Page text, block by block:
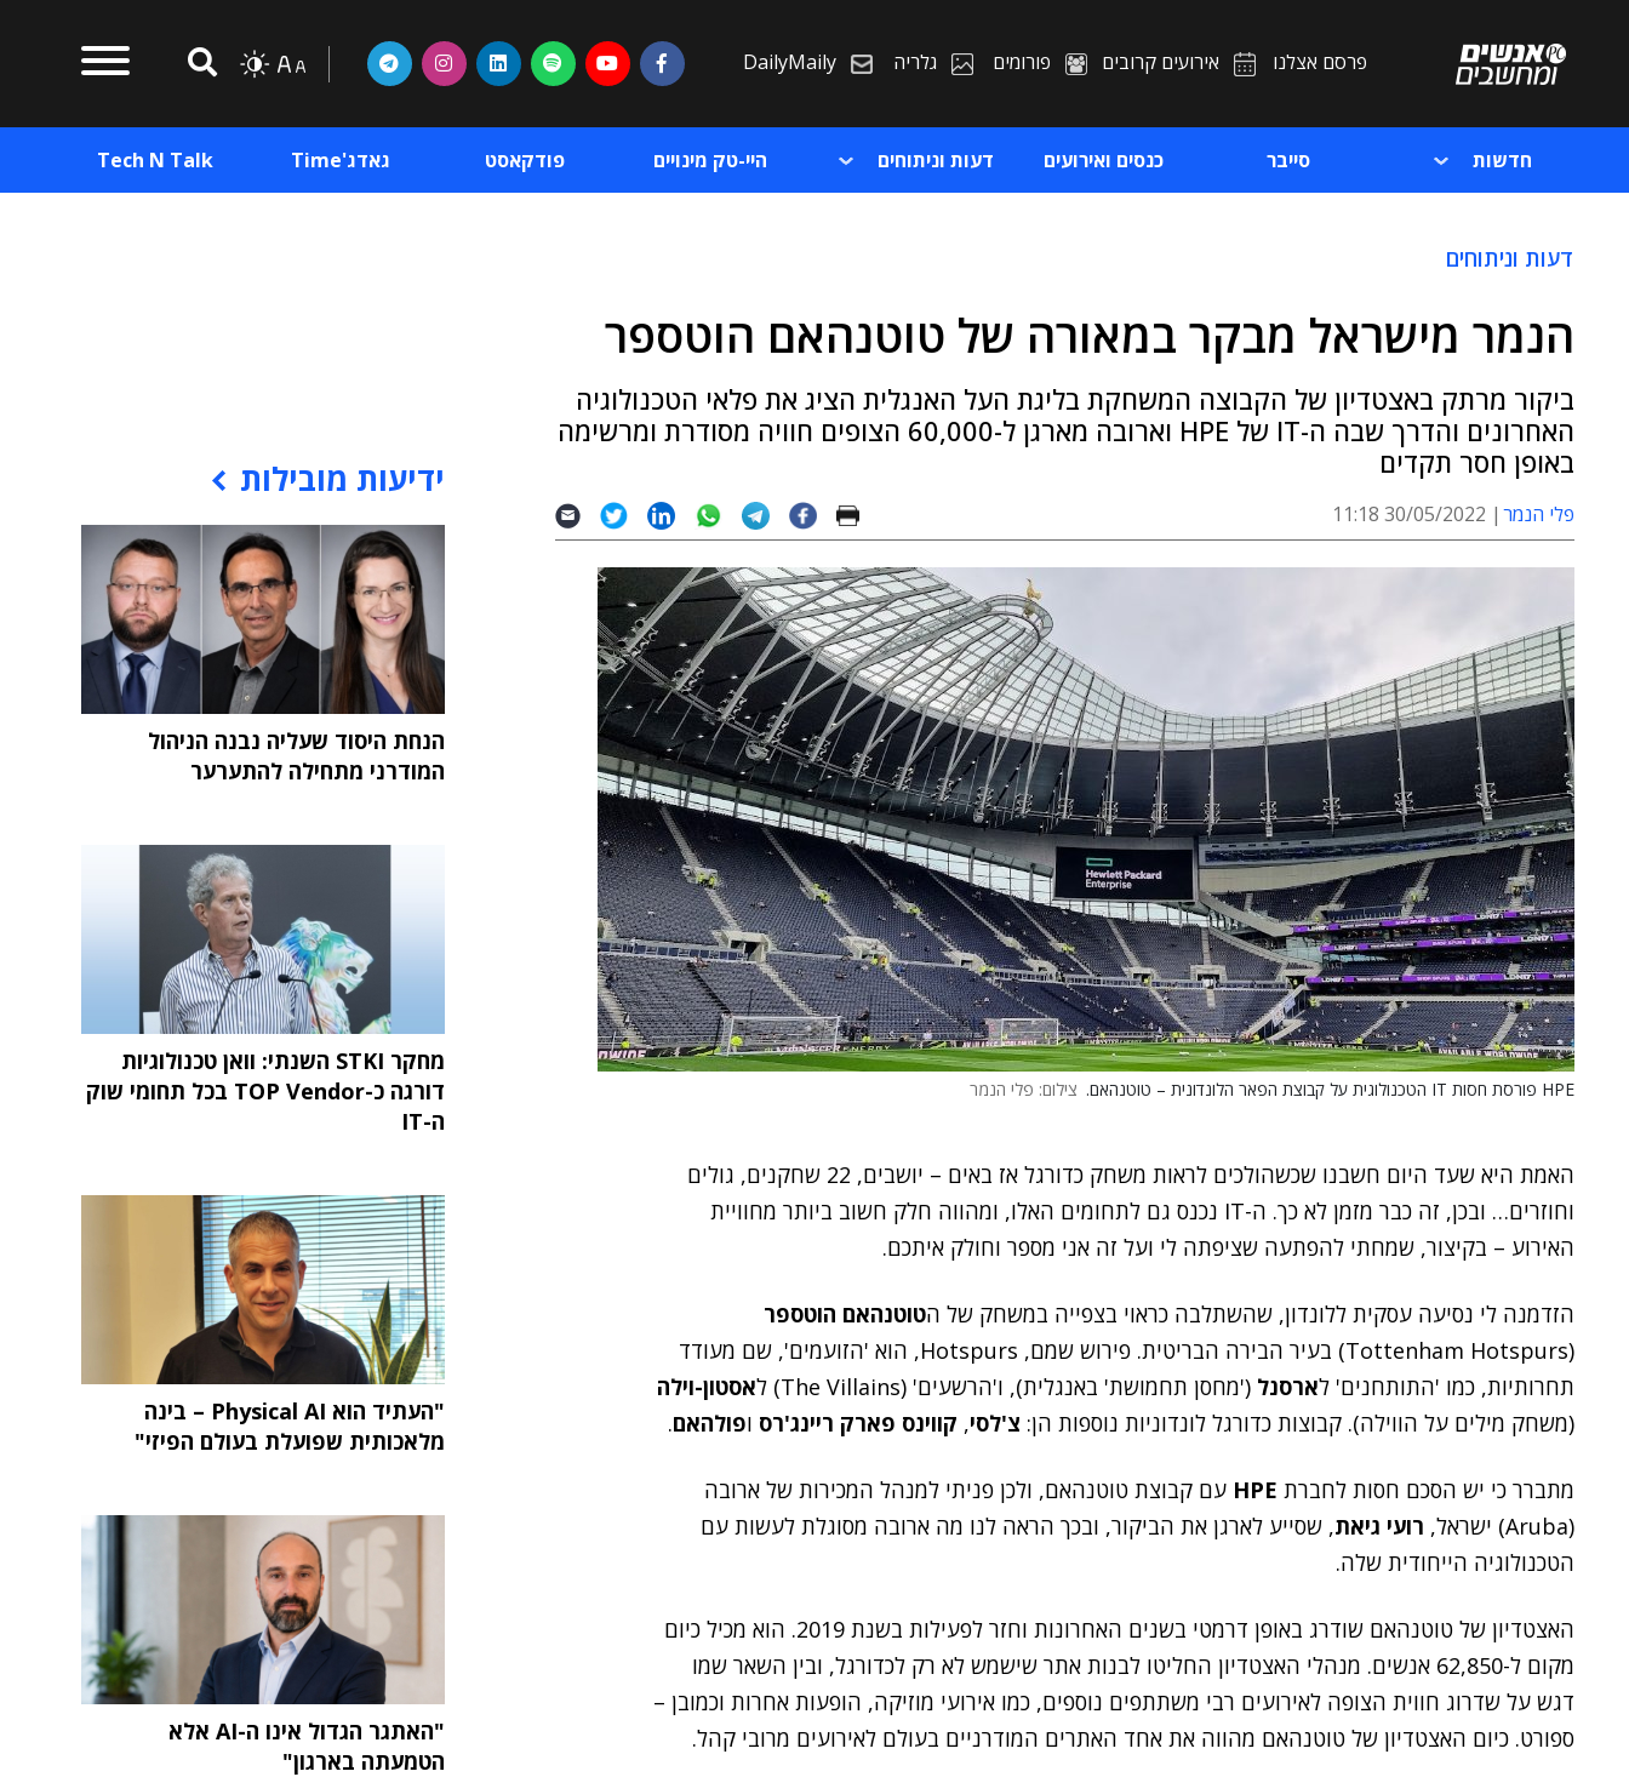
פרסם אצלנו אירועים קרובים פורומים גלריה DailyMaily
חדשות סייבר כנסים ואירועים דעות וניתוחים היי-טק מינויים פודקאסט גאדג'Time Tech N Talk
דעות וניתוחים
הנמר מישראל מבקר במאורה של טוטנהאם הוטספר
ביקור מרתק באצטדיון של הקבוצה המשחקת בליגת העל האנגלית הציג את פלאי הטכנולוגיה
האחרונים והדרך שבה ה-IT של HPE וארובה מארגן ל-60,000 הצופים חוויה מסודרת ומרשימה
באופן חסר תקדים
פלי הנמר 30/05/2022 11:18
HPE פורסת חסות IT הטכנולוגית על קבוצת הפאר הלונדונית – טוטנהאם. צילום: פלי הנמר
האמת היא שעד היום חשבנו שכשהולכים לראות משחק כדורגל אז באים – יושבים, 22 שחקנים, גולים
וחוזרים… ובכן, זה כבר מזמן לא כך. ה-IT נכנס גם לתחומים האלו, ומהווה חלק חשוב ביותר מחוויית
האירוע – בקיצור, שמחתי להפתעה שציפתה לי ועל זה אני מספר וחולק איתכם.
הזדמנה לי נסיעה עסקית ללונדון, שהשתלבה כראוי בצפייה במשחק של הטוטנהאם הוטספר
(Tottenham Hotspurs) בעיר הבירה הבריטית. פירוש שמם, Hotspurs, הוא 'הזועמים', שם מעודד
תחרותיות, כמו 'התותחנים' לארסנל ('מחסן תחמושת' באנגלית), ו'הרשעים' (The Villains) ל
אסטון-וילה
(משחק מילים על הווילה). קבוצות כדורגל לונדוניות נוספות הן: צ'לסי, קווינס פארק ריינג'רס ופולהאם.
מתברר כי יש הסכם חסות לחברת HPE עם קבוצת טוטנהאם, ולכן פניתי למנהל המכירות של ארובה
(Aruba) ישראל,
רועי גיאת, שסייע לארגן את הביקור, ובכך הראה לנו מה ארובה מסוגלת לעשות עם
הטכנולוגיה הייחודית שלה.
האצטדיון של טוטנהאם שודרג באופן דרמטי בשנים האחרונות וחזר לפעילות בשנת 2019. הוא מכיל כיום
מקום ל-62,850 אנשים. מנהלי האצטדיון החליטו לבנות אתר שישמש לא רק לכדורגל, ובין השאר שמו
דגש על שדרוג חווית הצופה לאירועים רבי משתתפים נוספים, כמו אירועי מוזיקה, הופעות אחרות וכמובן –
ספורט. כיום האצטדיון של טוטנהאם מהווה את אחד האתרים המודרניים בעולם לאירועים מרובי קהל.
ידיעות מובילות
הנחת היסוד שעליה נבנה הניהול
המודרני מתחילה להתערער
מחקר STKI השנתי: וואן טכנולוגיות
דורגה כ-TOP Vendor בכל תחומי שוק
ה-IT
"העתיד הוא Physical AI – בינה
מלאכותית שפועלת בעולם הפיזי"
"האתגר הגדול אינו ה-AI אלא
הטמעתה בארגון"